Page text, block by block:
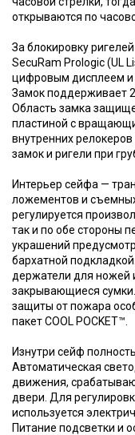
открываются по
За блокировку
SecuRam Prologic (UL
цифровым дисплеем и
Замок поддерживает 2
Область замка
пластиной с
внутренних
замок и ригели при
Интерьер сейфа —
ложементов и
регулируется
так и по обе стороны
украшений
бархатной
держатели для ножей
закрывающиеся
защиты от пожара
пакет COOL POCKET™.
Изнутри сейф
Автоматическая
движения,
двери. Для
используется
Питание подсветки и